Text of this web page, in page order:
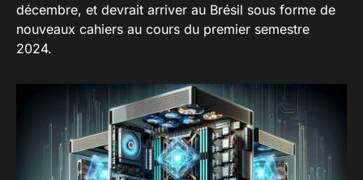
décembre, et devrait arriver au Brésil sous forme de
nouveaux cahiers au cours du premier semestre
2024.